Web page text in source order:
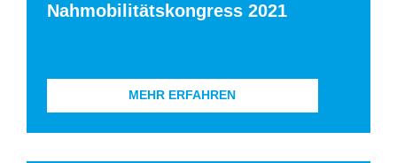
Nahmobilitätskongress 2021
MEHR ERFAHREN